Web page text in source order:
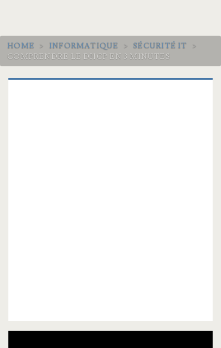
HOME > INFORMATIQUE > SÉCURITÉ IT
>
COMPRENDRE LE DHCP EN 3 MINUTES